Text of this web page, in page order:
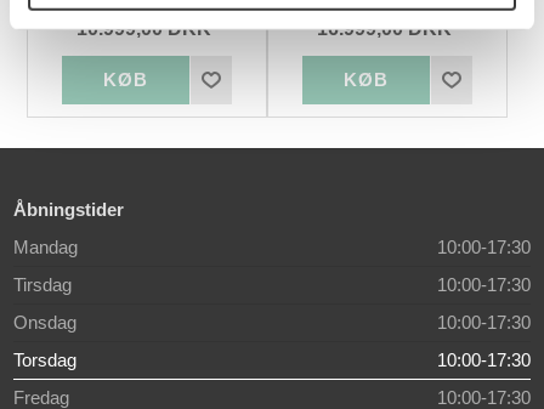
10.999,00 DKK 16.999,00 DKK
Åbningstider
Mandag
10:00-17:30
Tirsdag
10:00-17:30
Onsdag
10:00-17:30
Torsdag
10:00-17:30
Fredag
10:00-17:30